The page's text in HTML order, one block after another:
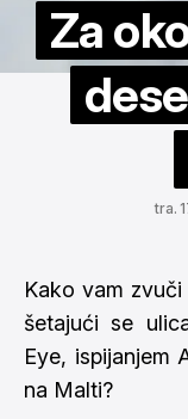
Za
tra.
Kako vam
šetajući se
Eye, ispijanjem
na Malti?